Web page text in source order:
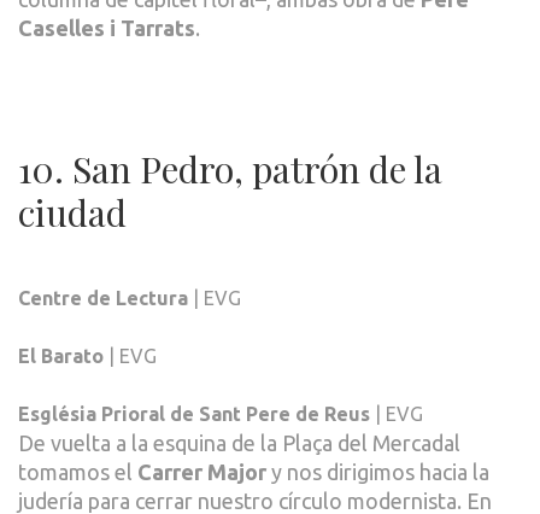
Caselles i Tarrats.
10. San Pedro, patrón de la
ciudad
Centre de Lectura | EVG
El Barato | EVG
Església Prioral de Sant Pere de Reus | EVG
De vuelta a la esquina de la Plaça del Mercadal
tomamos el Carrer Major y nos dirigimos hacia la
judería para cerrar nuestro círculo modernista. En